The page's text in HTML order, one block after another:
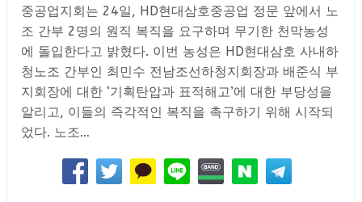
중공업지회는 24일, HD현대삼호중공업 정문 앞에서 노
조 간부 2명의 원직 복직을 요구하며 무기한 천막농성
에 돌입한다고 밝혔다. 이번 농성은 HD현대삼호 사내하
청노조 간부인 최민수 전남조선하청지회장과 배준식 부
지회장에 대한 ‘기획탄압과 표적해고’에 대한 부당성을
알리고, 이들의 즉각적인 복직을 촉구하기 위해 시작되
었다. 노조…